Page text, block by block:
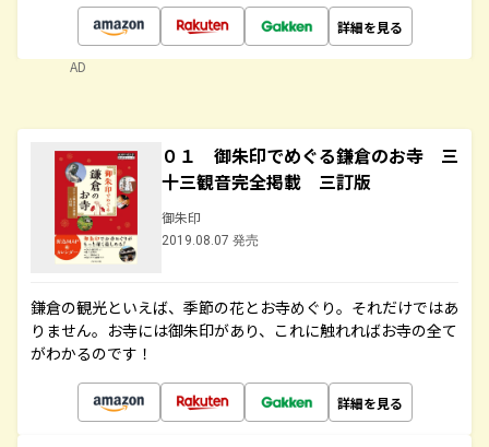
詳細を見る
AD
０１ 御朱印でめぐる鎌倉のお寺 三
十三観音完全掲載 三訂版
御朱印
2019.08.07 発売
鎌倉の観光といえば、季節の花とお寺めぐり。それだけではあ
りません。お寺には御朱印があり、これに触れればお寺の全て
がわかるのです！
詳細を見る